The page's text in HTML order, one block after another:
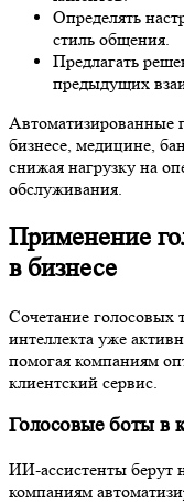
Определять
стиль общения.
Предлагать
предыдущих
Автоматизированные
бизнесе, медицине,
снижая нагрузку на
обслуживания.
Применение
в бизнесе
Сочетание голосовых
интеллекта уже
помогая компаниям
клиентский сервис.
Голосовые боты в
ИИ-ассистенты берут
компаниям